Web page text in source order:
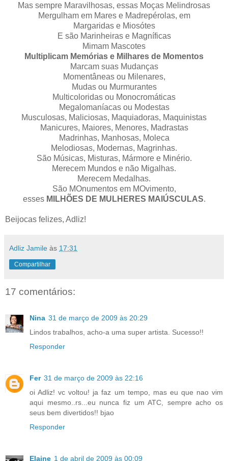
Mas sempre Maravilhosas, essas Moças Melindrosas
Mergulham em Mares e Madrepérolas, em
Margaridas e Miosótes
E são Marinheiras e Magníficas
Mimam Mascotes
Multiplicam Memórias e Milhares de Momentos
Marcam suas Mudanças
Momentâneas ou Milenares,
Mudas ou Murmurantes
Multicoloridas ou Monocromáticas
Megalomaníacas ou Modestas
Musculosas, Maliciosas, Maquiadoras, Maquinistas
Manicures, Maiores, Menores, Madrastas
Madrinhas, Manhosas, Moleca
Melodiosas, Modernas, Magrinhas.
São Músicas, Misturas, Mármore e Minério.
Merecem Mundos e não Migalhas.
Merecem Medalhas.
São MOnumentos em MOvimento,
esses MILHÕES DE MULHERES MAIÚSCULAS.
Beijocas felizes, Adliz!
Adliz Jamile às 17:31
Compartilhar
17 comentários:
Nina 31 de março de 2009 às 20:29
Lindos trabalhos, acho-a uma super artista. Sucesso!!
Responder
Fer 31 de março de 2009 às 22:16
oi Adliz! vc voltou! ja faz um tempo, mas eu que nao vim
aqui mesmo..rs...eu nunca fiz um ATC, sempre acho os
seus bem divertidos!! bjao
Responder
Elaine 1 de abril de 2009 às 00:09